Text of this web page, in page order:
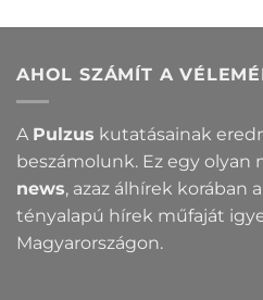
AHOL SZÁMÍT A
A Pulzus kutatásainak
beszámolunk. Ez egy olyan
news, azaz álhírek korában a
tényalapú hírek műfaját
Magyarországon.